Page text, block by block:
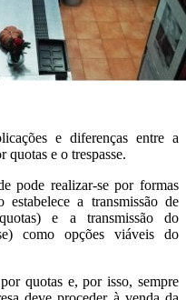
e diferenças entre a
quotas e o trespasse.
pode realizar-se por formas
a transmissão de
e a transmissão do
como opções viáveis do
quotas e, por isso, sempre